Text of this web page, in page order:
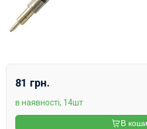
81 грн.
в наявності, 14шт
В